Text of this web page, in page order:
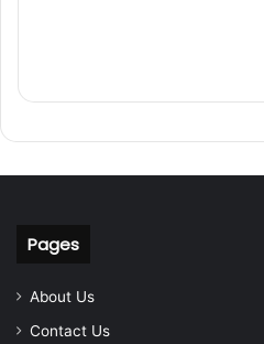
Pages
About Us
Contact Us